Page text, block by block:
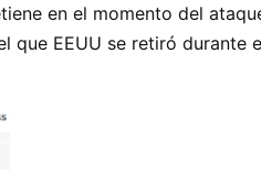
en el momento del
EEUU se retiró durante